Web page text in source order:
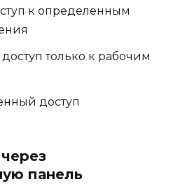
к определенным
только к рабочим
доступ
панель